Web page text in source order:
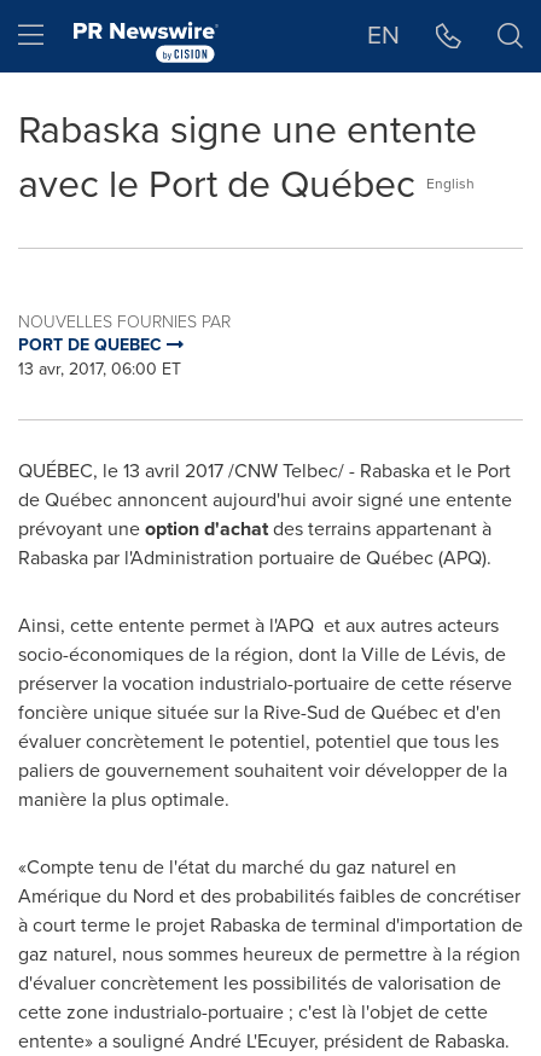
Hamburger menu EN
Rabaska signe une entente
avec le Port de Québec
English
NOUVELLES FOURNIES PAR
PORT DE QUEBEC
13 avr, 2017, 06:00 ET
QUÉBEC, le 13 avril 2017 /CNW Telbec/ - Rabaska et le Port
de Québec annoncent aujourd'hui avoir signé une entente
prévoyant uneoption d'achatdes terrains appartenant à
Rabaska par l'Administration portuaire de Québec (APQ).
Ainsi, cette entente permet à l'APQ et aux autres acteurs
socio-économiques de la région, dont la Ville de Lévis, de
préserver la vocation industrialo-portuaire de cette réserve
foncière unique située sur la Rive-Sud de Québec et d'en
évaluer concrètement le potentiel, potentiel que tous les
paliers de gouvernement souhaitent voir développer de la
manière la plus optimale.
«Compte tenu de l'état du marché du gaz naturel en
Amérique du Nord et des probabilités faibles de concrétiser
à court terme le projet Rabaska de terminal d'importation de
gaz naturel, nous sommes heureux de permettre à la région
d'évaluer concrètement les possibilités de valorisation de
cette zone industrialo-portuaire ; c'est là l'objet de cette
entente» a souligné André L'Ecuyer, président de Rabaska.